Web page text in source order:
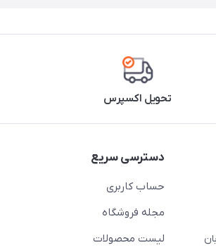
تحویل اکسپرس
دسترسی سریع
حساب کاربری
مجله فروشگاه
لیست محصولات